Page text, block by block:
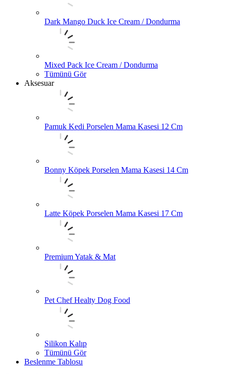
Dark Mango Duck Ice Cream / Dondurma
Mixed Pack Ice Cream / Dondurma
Tümünü Gör
Aksesuar
Pamuk Kedi Porselen Mama Kasesi 12 Cm
Bonny Köpek Porselen Mama Kasesi 14 Cm
Latte Köpek Porselen Mama Kasesi 17 Cm
Premium Yatak & Mat
Pet Chef Healty Dog Food
Silikon Kalıp
Tümünü Gör
Beslenme Tablosu